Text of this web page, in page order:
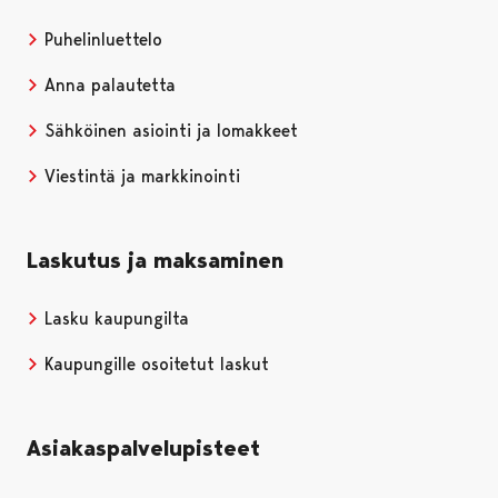
Puhelinluettelo
Anna palautetta
Sähköinen asiointi ja lomakkeet
Viestintä ja markkinointi
Laskutus ja maksaminen
Lasku kaupungilta
Kaupungille osoitetut laskut
Asiakaspalvelupisteet